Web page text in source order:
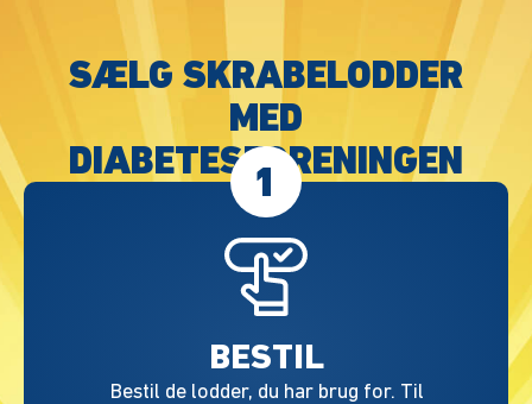
SÆLG SKRABELODDER
MED
DIABETESFORENINGEN
1
BESTIL
Bestil de lodder, du har brug for. Til